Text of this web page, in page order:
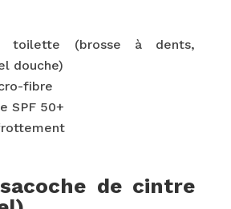
toilette (brosse à dents,
douche)
fibre
SPF 50+
de cintre